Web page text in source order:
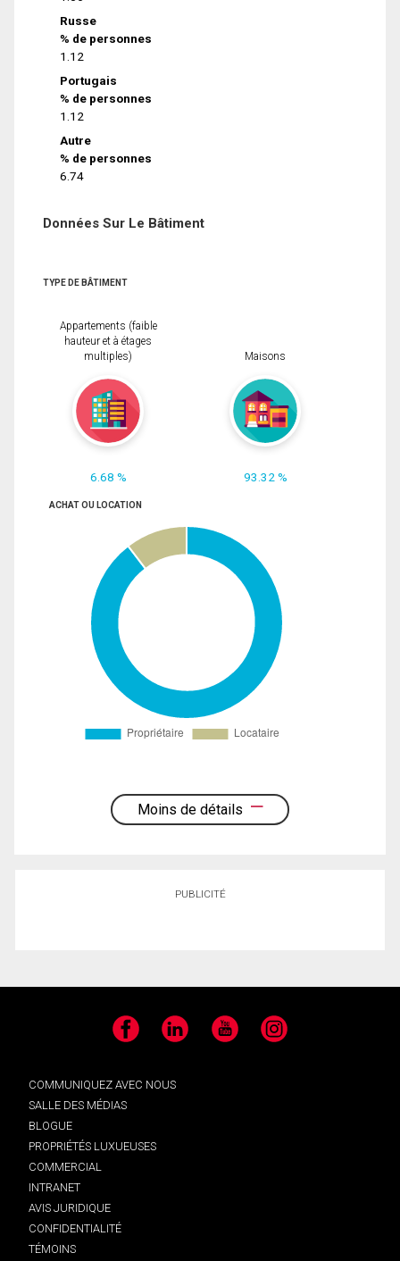
Russe
% de personnes
1.12
Portugais
% de personnes
1.12
Autre
% de personnes
6.74
Données Sur Le Bâtiment
TYPE DE BÂTIMENT
Appartements (faible
hauteur et à étages
multiples)
6.68 %
Maisons
93.32 %
ACHAT OU LOCATION
Moins de détails
PUBLICITÉ
Facebook LinkedIn YouTube Instagram
COMMUNIQUEZ AVEC NOUS
SALLE DES MÉDIAS
BLOGUE
PROPRIÉTÉS LUXUEUSES
COMMERCIAL
INTRANET
AVIS JURIDIQUE
CONFIDENTIALITÉ
TÉMOINS